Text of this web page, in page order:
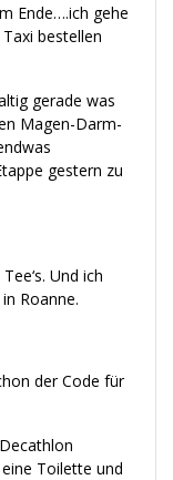
Ende….ich gehe
bestellen
gerade was
Magen-Darm-
gestern zu
Und ich
Roanne.
der Code für
Toilette und